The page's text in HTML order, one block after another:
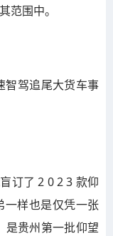
范围中。
智驾追尾大货车事
订了 2 0 2 3 款仰
一样也是仅凭一张
是贵州第一批仰望